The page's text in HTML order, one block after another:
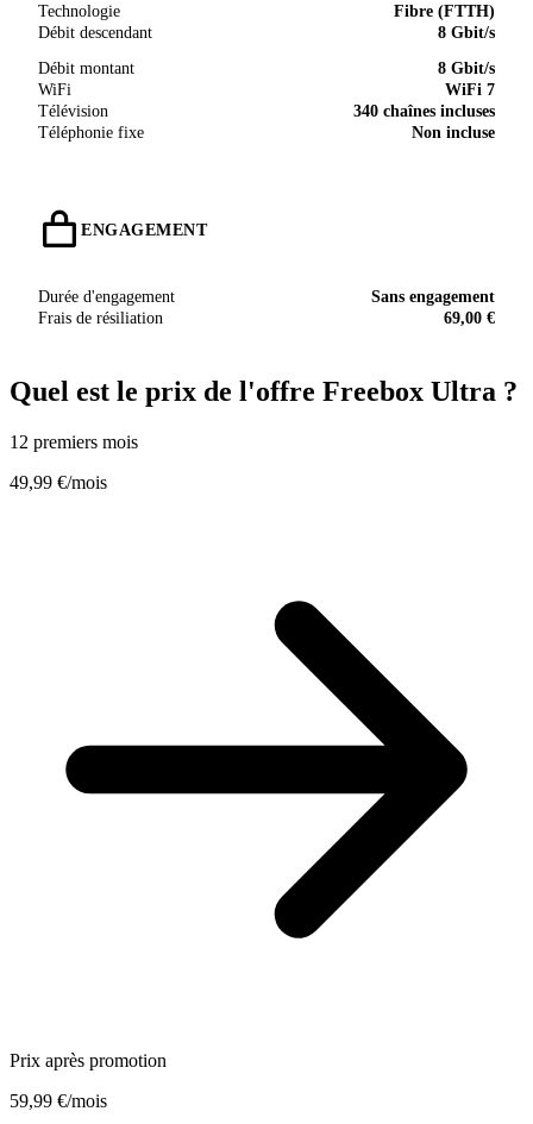
Technologie
Fibre (FTTH)
Débit descendant
8 Gbit/s
Débit montant
8 Gbit/s
WiFi
WiFi 7
Télévision
340 chaînes incluses
Téléphonie fixe
Non incluse
ENGAGEMENT
Durée d'engagement
Sans engagement
Frais de résiliation
69,00 €
Quel est le prix de l'offre Freebox Ultra ?
12 premiers mois
49,99 €/mois
Prix après promotion
59,99 €/mois